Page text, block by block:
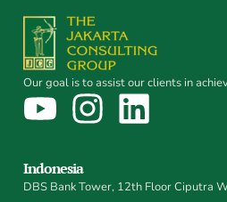
Our goal is to assist our clients in
Indonesia
DBS Bank Tower, 12th Floor Ciputra